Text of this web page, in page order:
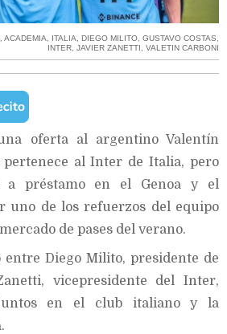
, ACADEMIA, ITALIA, DIEGO MILITO, GUSTAVO COSTAS,
INTER, JAVIER ZANETTI , VALETIN CARBONI
oferta al argentino Valentín
pertenece al Inter de Italia, pero
a préstamo en el Genoa y el
uno de los refuerzos del equipo
de pases del verano.
entre Diego Milito, presidente de
vicepresidente del Inter,
en el club italiano y la